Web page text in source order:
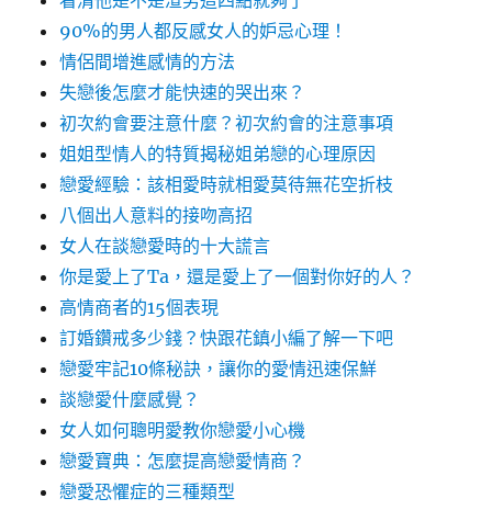
90%的男人都反感女人的妒忌心理！
情侶間增進感情的方法
失戀後怎麼才能快速的哭出來？
初次約會要注意什麼？初次約會的注意事項
姐姐型情人的特質揭秘姐弟戀的心理原因
戀愛經驗：該相愛時就相愛莫待無花空折枝
八個出人意料的接吻高招
女人在談戀愛時的十大謊言
你是愛上了Ta，還是愛上了一個對你好的人？
高情商者的15個表現
訂婚鑽戒多少錢？快跟花鎮小編了解一下吧
戀愛牢記10條秘訣，讓你的愛情迅速保鮮
談戀愛什麼感覺？
女人如何聰明愛教你戀愛小心機
戀愛寶典：怎麼提高戀愛情商？
戀愛恐懼症的三種類型